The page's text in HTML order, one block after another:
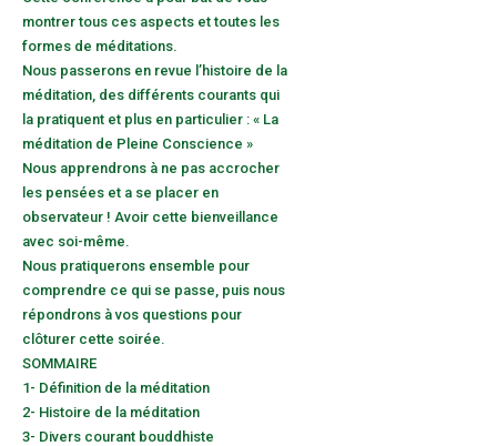
montrer tous ces aspects et toutes les
formes de méditations.
Nous passerons en revue l’histoire de la
méditation, des différents courants qui
la pratiquent et plus en particulier : « La
méditation de Pleine Conscience »
Nous apprendrons à ne pas accrocher
les pensées et a se placer en
observateur ! Avoir cette bienveillance
avec soi-même.
Nous pratiquerons ensemble pour
comprendre ce qui se passe, puis nous
répondrons à vos questions pour
clôturer cette soirée.
SOMMAIRE
1- Définition de la méditation
2- Histoire de la méditation
3- Divers courant bouddhiste